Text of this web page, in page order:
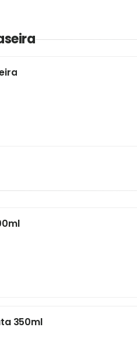
350ml